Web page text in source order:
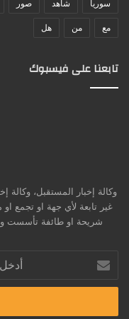
سوريا شاهد صور
مع من هل
تابعنا على فيسبوك
وكالة إخبار المستقبل،
غير تابعة لأي جهة او تجمع
شريحة او طائفة تأسست
بريدك
الإلكتروني